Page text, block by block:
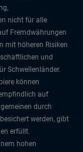
nicht für alle
Fremdwährungen
mit höheren Risiken
und
Schwellenländer.
können
auf
durch
werden, gibt
erfüllt.
hohen